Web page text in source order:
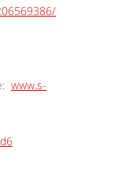
www.s-